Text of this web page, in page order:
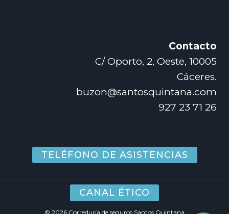
Contacto
C/ Oporto, 2, Oeste, 10005
Cáceres.
buzon@santosquintana.com
927 23 71 26
TELÉFONO DE ASISTENCIAS
CANAL ÉTICO
© 2026 Correduría de seguros Santos Quintana